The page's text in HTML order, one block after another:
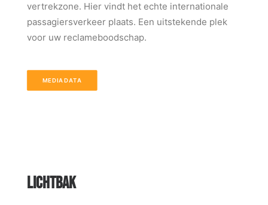
vertrekzone. Hier vindt het echte internationale
passagiersverkeer plaats. Een uitstekende plek
voor uw reclameboodschap.
MEDIADATA
LICHTBAK